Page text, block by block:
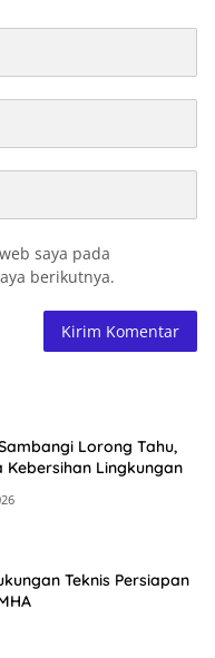
saya pada
berikutnya.
Lorong Tahu,
Lingkungan
Teknis Persiapan